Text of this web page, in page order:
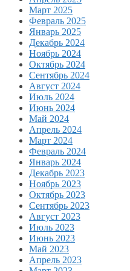
Март 2025
Февраль 2025
Январь 2025
Декабрь 2024
Ноябрь 2024
Октябрь 2024
Сентябрь 2024
Август 2024
Июль 2024
Июнь 2024
Май 2024
Апрель 2024
Март 2024
Февраль 2024
Январь 2024
Декабрь 2023
Ноябрь 2023
Октябрь 2023
Сентябрь 2023
Август 2023
Июль 2023
Июнь 2023
Май 2023
Апрель 2023